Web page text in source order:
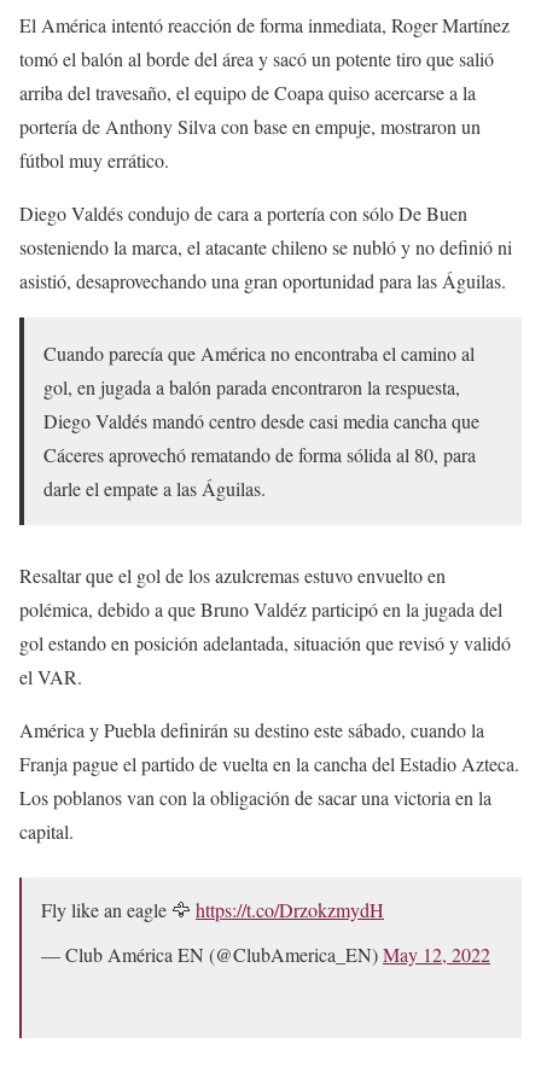
El América intentó reacción de forma inmediata, Roger Martínez
tomó el balón al borde del área y sacó un potente tiro que salió
arriba del travesaño, el equipo de Coapa quiso acercarse a la
portería de Anthony Silva con base en empuje, mostraron un
fútbol muy errático.
Diego Valdés condujo de cara a portería con sólo De Buen
sosteniendo la marca, el atacante chileno se nubló y no definió ni
asistió, desaprovechando una gran oportunidad para las Águilas.
Cuando parecía que América no encontraba el camino al
gol, en jugada a balón parada encontraron la respuesta,
Diego Valdés mandó centro desde casi media cancha que
Cáceres aprovechó rematando de forma sólida al 80, para
darle el empate a las Águilas.
Resaltar que el gol de los azulcremas estuvo envuelto en
polémica, debido a que Bruno Valdéz participó en la jugada del
gol estando en posición adelantada, situación que revisó y validó
el VAR.
América y Puebla definirán su destino este sábado, cuando la
Franja pague el partido de vuelta en la cancha del Estadio Azteca.
Los poblanos van con la obligación de sacar una victoria en la
capital.
Fly like an eagle 🦅 https://t.co/DrzokzmydH
— Club América EN (@ClubAmerica_EN)May 12, 2022